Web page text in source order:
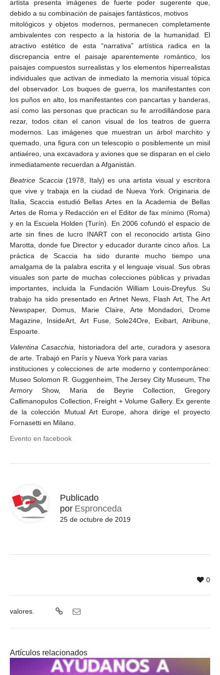
artista presenta imágenes de fuerte poder sugerente que,
debido a su combinación de paisajes fantásticos, motivos
mitológicos y objetos modernos, permanecen completamente
ambivalentes con respecto a la historia de la humanidad. El
atractivo estético de esta “narrativa” artística radica en la
discrepancia entre el paisaje aparentemente romántico, los
paisajes compuestos surrealistas y los elementos hiperrealistas
individuales que activan de inmediato la memoria visual tópica
del observador. Los buques de guerra, los manifestantes con
los puños en alto, los manifestantes con pancartas y banderas,
así como las personas que practican su fe arrodillándose para
rezar, todos citan el canon visual de los teatros de guerra
modernos. Las imágenes que muestran un árbol marchito y
quemado, una figura con un telescopio o posiblemente un misil
antiaéreo, una excavadora y aviones que se disparan en el cielo
inmediatamente recuerdan a Afganistán.
Beatrice Scaccia (1978, Italy) es una artista visual y escritora
que vive y trabaja en la ciudad de Nueva York. Originaria de
Italia, Scaccia estudió Bellas Artes en la Academia de Bellas
Artes de Roma y Redacción en el Editor de fax mínimo (Roma)
y en la Escuela Holden (Turín). En 2006 cofundó el espacio de
arte sin fines de lucro INART con el reconocido artista Gino
Marotta, donde fue Director y educador durante cinco años. La
práctica de Scaccia ha sido durante mucho tiempo una
amalgama de la palabra escrita y el lenguaje visual. Sus obras
visuales son parte de muchas colecciones públicas y privadas
importantes, incluida la Fundación William Louis-Dreyfus. Su
trabajo ha sido presentado en Artnet News, Flash Art, The Art
Newspaper, Domus, Marie Claire, Arte Mondadori, Drome
Magazine, InsideArt, Art Fuse, Sole24Ore, Exibart, Atribune,
Espoarte.
Valentina Casacchia , historiadora del arte, curadora y asesora
de arte. Trabajó en París y Nueva York para varias
instituciones y colecciones de arte moderno y contemporáneo:
Museo Solomon R. Guggenheim, The Jersey City Museum, The
Armory Show, Maria de Beyrie Collection, Gregory
Callimanopulos Collection, Freight + Volume Gallery. Ex gerente
de la colección Mutual Art Europe, ahora dirige el proyecto
Fornasetti en Milano.
Evento en facebook
Publicado
por Espronceda
25 de octubre de 2019
0
valores.
Artículos relacionados